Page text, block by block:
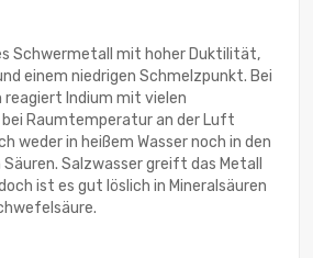
Schwermetall mit hoher Duktilität,
einem niedrigen Schmelzpunkt. Bei
reagiert Indium mit vielen
Raumtemperatur an der Luft
weder in heißem Wasser noch in den
Salzwasser greift das Metall
ist es gut löslich in Mineralsäuren